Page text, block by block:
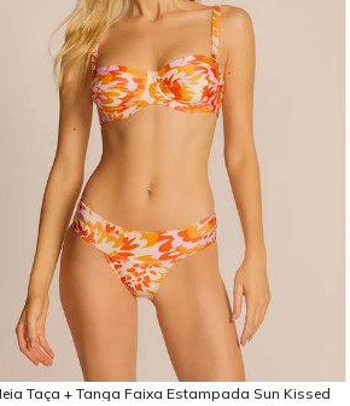
Adicionar na sacola
Taça + Tanga Faixa Estampada Sun Kissed